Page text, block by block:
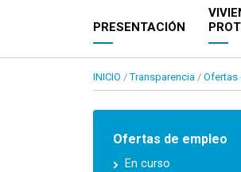
PRESENTACIÓN
INICIO / Transparencia / Ofertas
Ofertas de empleo
En curso